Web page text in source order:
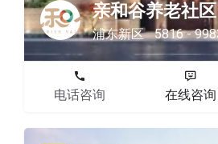
亲和谷养老社
浦东新区 5816 -
电话咨询 在线咨询